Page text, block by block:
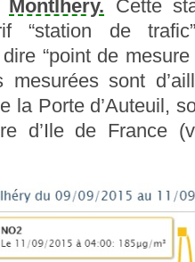
Montlhery. Cette
“station de
“point de
mesurées sont
la Porte d’Auteuil,
d’Ile de France